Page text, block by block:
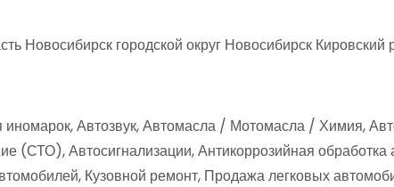
Новосибирск городской округ Новосибирск Кировский
иномарок, Автозвук, Автомасла / Мотомасла / Химия,
(СТО), Автосигнализации, Антикоррозийная обработка
Кузовной ремонт, Продажа легковых